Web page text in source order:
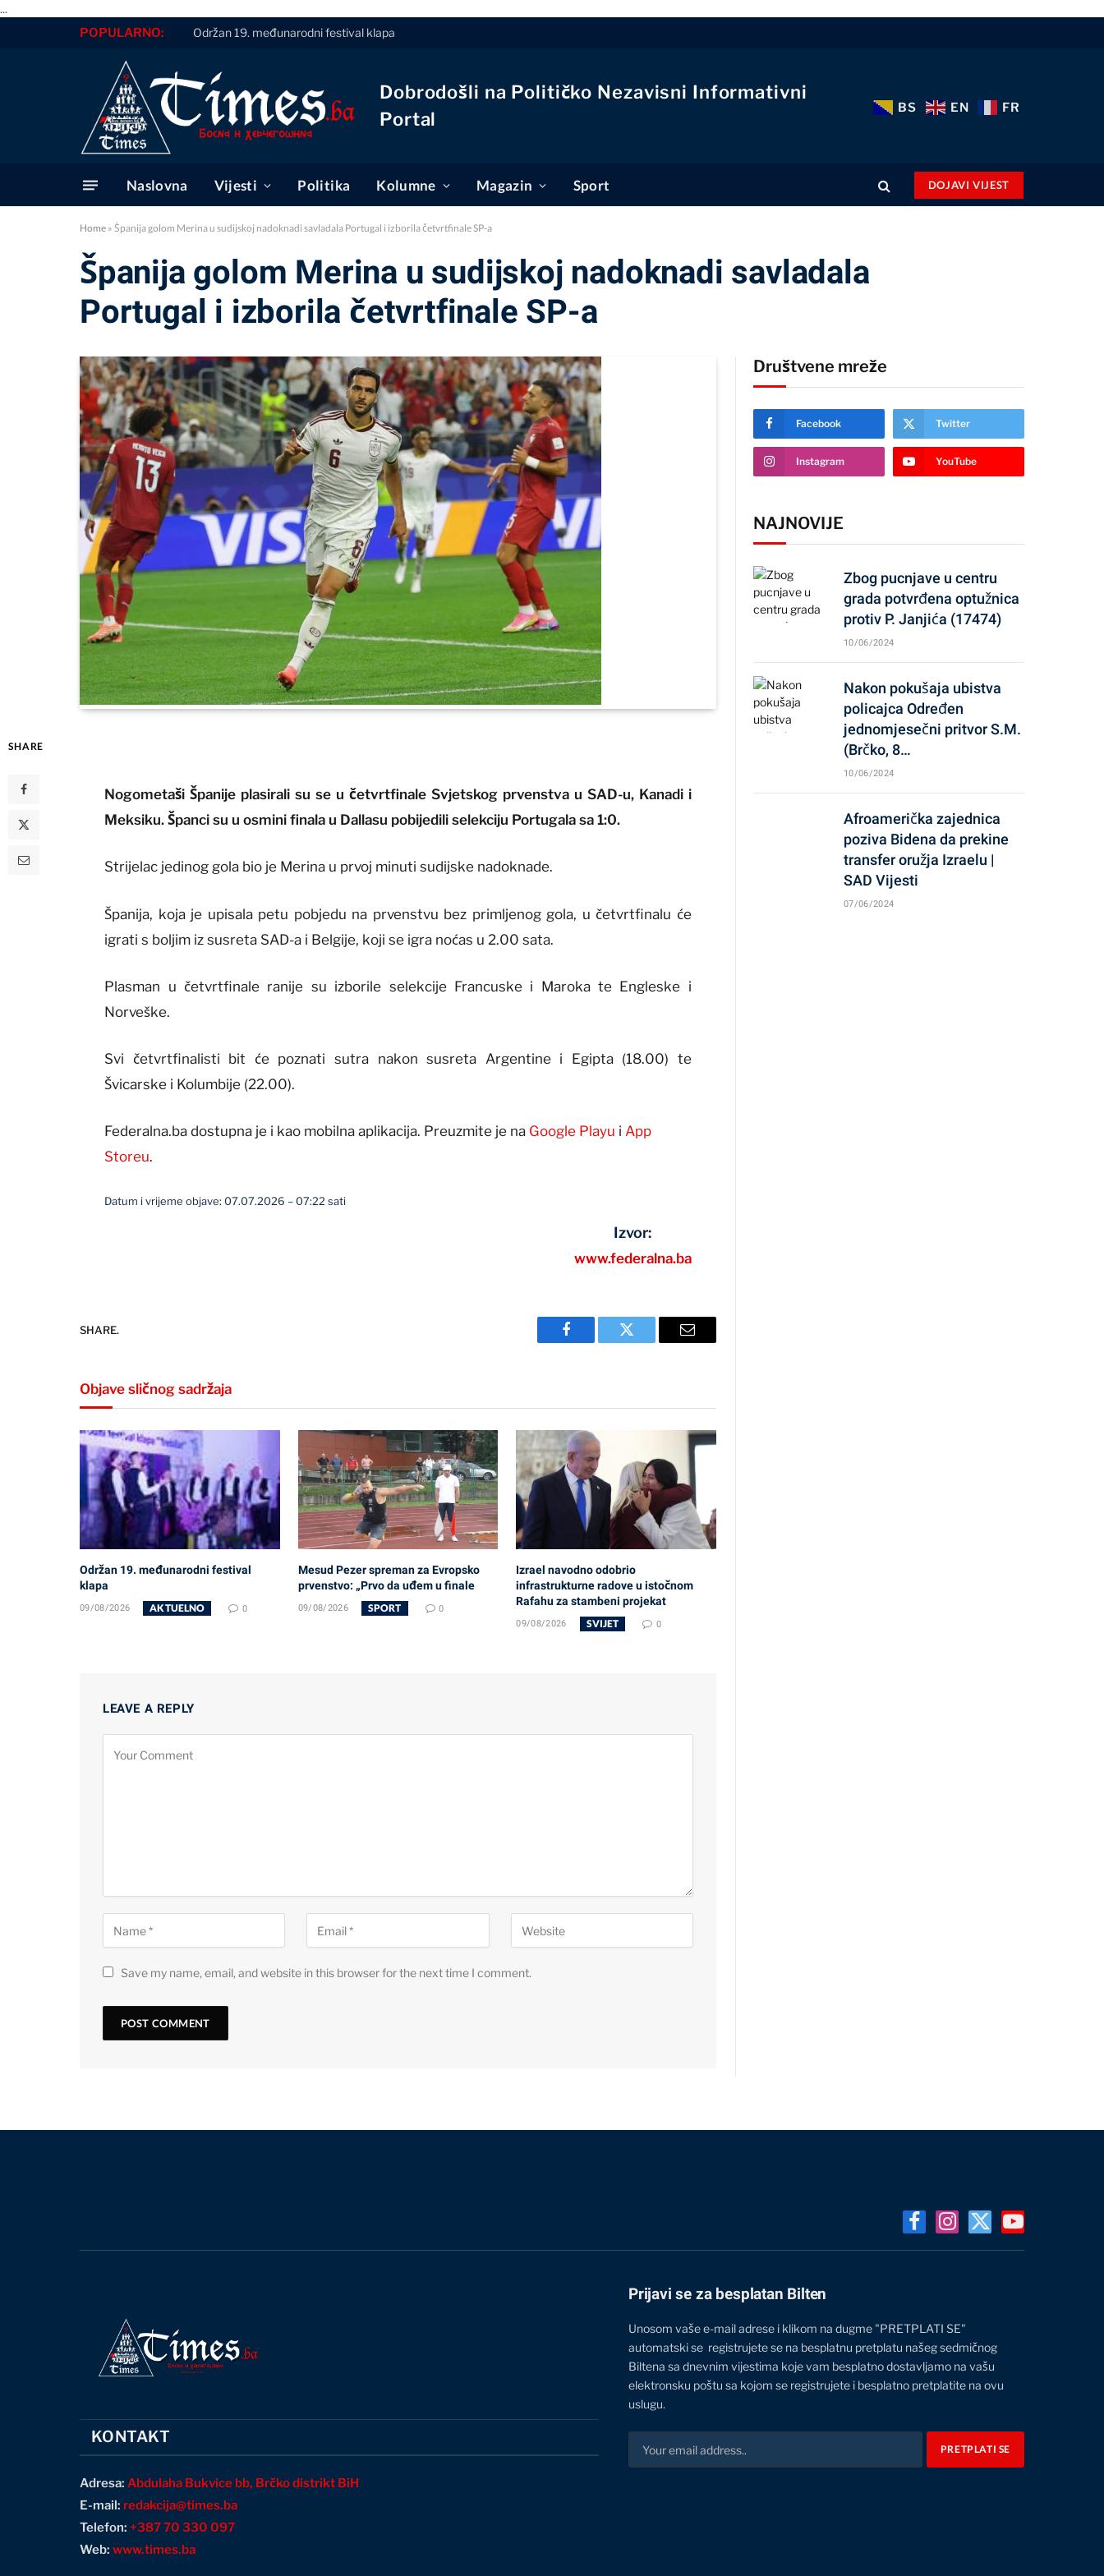
...
POPULARNO: Održan 19. međunarodni festival klapa
Dobrodošli na Političko Nezavisni Informativni
Portal
BS EN FR
Naslovna Vijesti Politika Kolumne Magazin Sport DOJAVI VIJEST
Home » Španija golom Merina u sudijskoj nadoknadi savladala Portugal i izborila četvrtfinale SP-a
Španija golom Merina u sudijskoj nadoknadi savladala
Portugal i izborila četvrtfinale SP-a
SHARE
Nogometaši Španije plasirali su se u četvrtfinale Svjetskog prvenstva u SAD-u, Kanadi i
Meksiku. Španci su u osmini finala u Dallasu pobijedili selekciju Portugala sa 1:0.
Strijelac jedinog gola bio je Merina u prvoj minuti sudijske nadoknade.
Španija, koja je upisala petu pobjedu na prvenstvu bez primljenog gola, u četvrtfinalu će
igrati s boljim iz susreta SAD-a i Belgije, koji se igra noćas u 2.00 sata.
Plasman u četvrtfinale ranije su izborile selekcije Francuske i Maroka te Engleske i
Norveške.
Svi četvrtfinalisti bit će poznati sutra nakon susreta Argentine i Egipta (18.00) te
Švicarske i Kolumbije (22.00).
Federalna.ba dostupna je i kao mobilna aplikacija. Preuzmite je na Google Playu iApp
Storeu.
Datum i vrijeme objave: 07.07.2026 – 07:22 sati
Izvor:
www.federalna.ba
SHARE.
Facebook Twitter Email
Objave sličnog sadržaja
Održan 19. međunarodni festival
klapa
09/08/2026 AKTUELNO 0
Mesud Pezer spreman za Evropsko
prvenstvo: „Prvo da uđem u finale
09/08/2026 SPORT 0
Izrael navodno odobrio
infrastrukturne radove u istočnom
Rafahu za stambeni projekat
09/08/2026 SVIJET 0
LEAVE A REPLY
Save my name, email, and website in this browser for the next time I comment.
Društvene mreže
Facebook Twitter
Instagram YouTube
NAJNOVIJE
Zbog pucnjave u centru
grada potvrđena optužnica
protiv P. Janjića (17474)
10/06/2024
Nakon pokušaja ubistva
policajca Određen
jednomjesečni pritvor S.M.
(Brčko, 8…
10/06/2024
Afroamerička zajednica
poziva Bidena da prekine
transfer oružja Izraelu |
SAD Vijesti
07/06/2024
FacebookInstagram
X
(Twitter)
YouTube
KONTAKT
Adresa: Abdulaha Bukvice bb, Brčko distrikt BiH
E-mail: redakcija@times.ba
Telefon: +387 70 330 097
Web: www.times.ba
Prijavi se za besplatan Bilten
Unosom vaše e-mail adrese i klikom na dugme "PRETPLATI SE"
automatski se registrujete se na besplatnu pretplatu našeg sedmičnog
Biltena sa dnevnim vijestima koje vam besplatno dostavljamo na vašu
elektronsku poštu sa kojom se registrujete i besplatno pretplatite na ovu
uslugu.